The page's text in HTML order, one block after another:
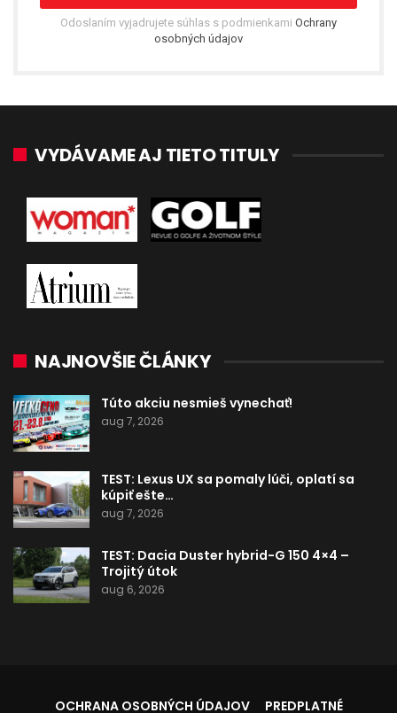
Odoslaním vyjadrujete súhlas s podmienkami Ochrany
osobných údajov
VYDÁVAME AJ TIETO TITULY
NAJNOVŠIE ČLÁNKY
Túto akciu nesmieš vynechať!
aug 7, 2026
TEST: Lexus UX sa pomaly lúči, oplatí sa
kúpiť ešte…
aug 7, 2026
TEST: Dacia Duster hybrid-G 150 4×4 –
Trojitý útok
aug 6, 2026
OCHRANA OSOBNÝCH ÚDAJOV PREDPLATNÉ